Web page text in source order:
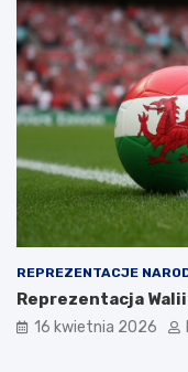
REPREZENTACJE
Reprezentacja
16 kwietnia 2026